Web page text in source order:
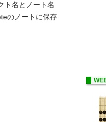
ト名とノート名
のノートに保存